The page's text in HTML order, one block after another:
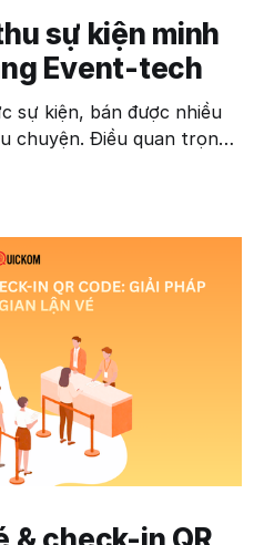
sự kiện minh
Event-tech
sự kiện, bán được nhiều
chuyện. Điều quan trọng